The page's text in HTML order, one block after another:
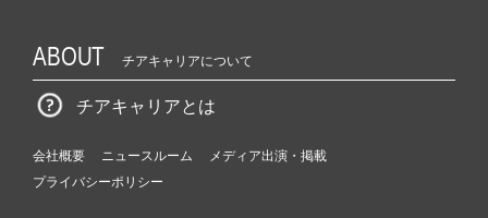
ABOUT チアキャリアについて
チアキャリアとは
会社概要 ニュースルーム
メディア出演・掲載
プライバシーポリシー